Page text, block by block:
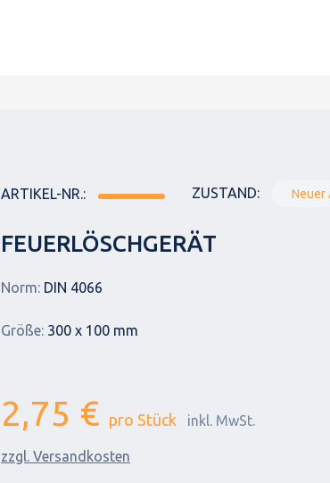
ARTIKEL-NR.: ZUSTAND: Neuer
FEUERLÖSCHGERÄT
Norm: DIN 4066
Größe: 300 x 100 mm
2,75 € pro Stück inkl. MwSt.
zzgl. Versandkosten